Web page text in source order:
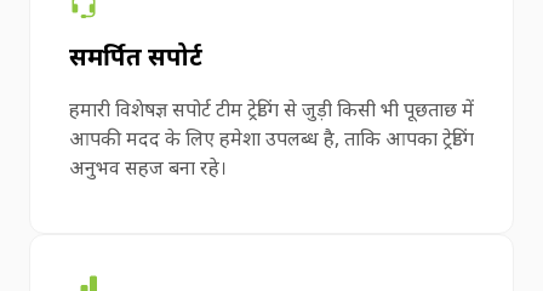
समर्पित सपोर्ट
हमारी विशेषज्ञ सपोर्ट टीम ट्रेडिंग से जुड़ी किसी भी पूछताछ में
आपकी मदद के लिए हमेशा उपलब्ध है, ताकि आपका ट्रेडिंग
अनुभव सहज बना रहे।